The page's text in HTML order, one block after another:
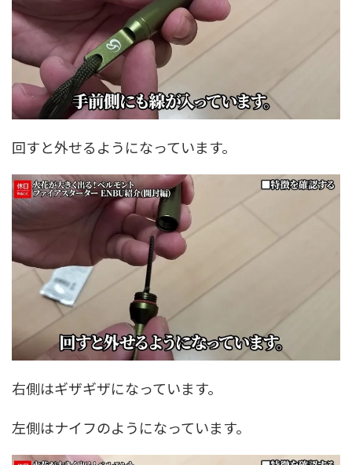
回すと外せるようになっています。
右側はギザギザになっています。
左側はナイフのようになっています。